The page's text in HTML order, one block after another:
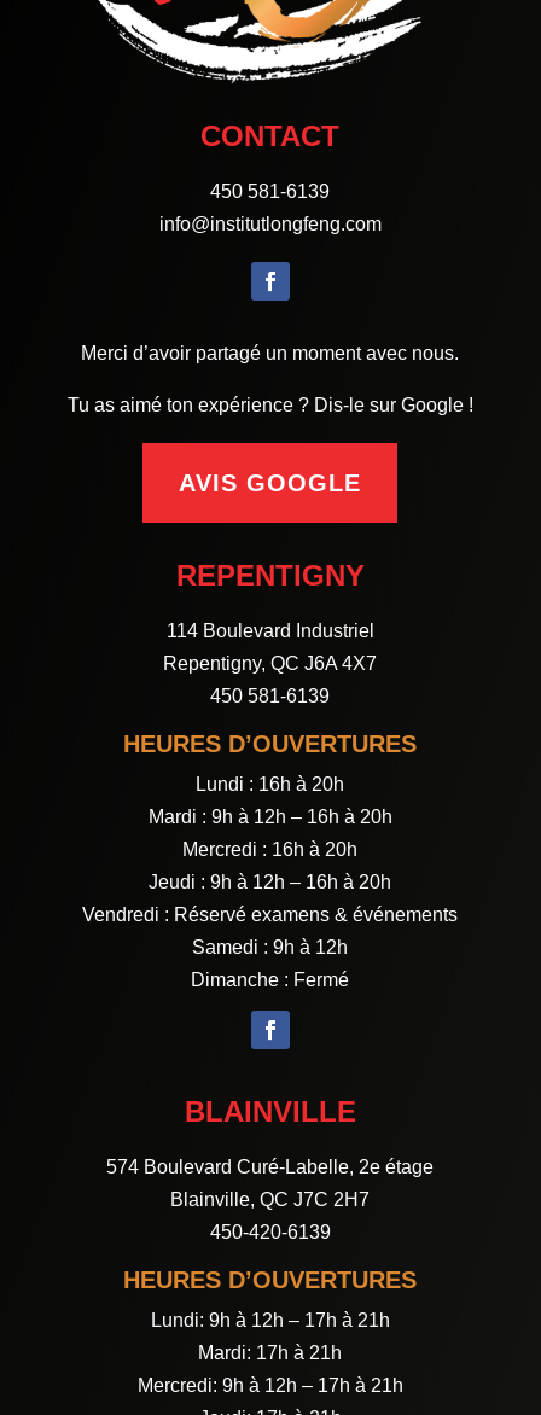
CONTACT
450 581-6139
info@institutlongfeng.com
Merci d’avoir partagé un moment avec nous.
Tu as aimé ton expérience ? Dis-le sur Google !
AVIS GOOGLE
REPENTIGNY
114 Boulevard Industriel
Repentigny, QC J6A 4X7
450 581-6139
HEURES D’OUVERTURES
Lundi : 16h à 20h
Mardi : 9h à 12h – 16h à 20h
Mercredi : 16h à 20h
Jeudi : 9h à 12h – 16h à 20h
Vendredi : Réservé examens & événements
Samedi : 9h à 12h
Dimanche : Fermé
BLAINVILLE
574 Boulevard Curé-Labelle, 2e étage
Blainville, QC J7C 2H7
450-420-6139
HEURES D’OUVERTURES
Lundi: 9h à 12h – 17h à 21h
Mardi: 17h à 21h
Mercredi: 9h à 12h – 17h à 21h